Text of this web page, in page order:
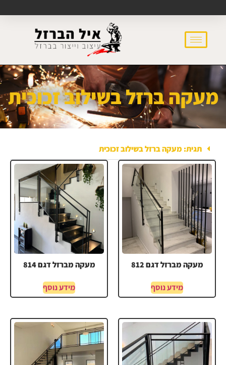
מעקה ברזל בשילוב זכוכית
תגית: מעקה ברזל בשילוב זכוכית
מעקה מברזל דגם 812
מידע נוסף
מעקה מברזל דגם 814
מידע נוסף